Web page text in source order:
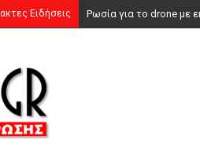
Ειδήσεις